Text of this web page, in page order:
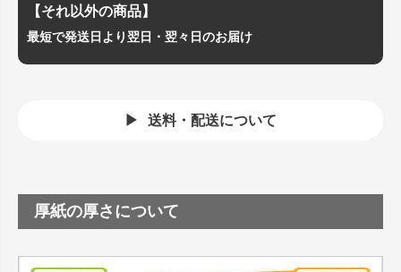
【それ以外の商品】
最短で発送日より翌日・翌々日のお届け
送料・配送について
厚紙の厚さについて